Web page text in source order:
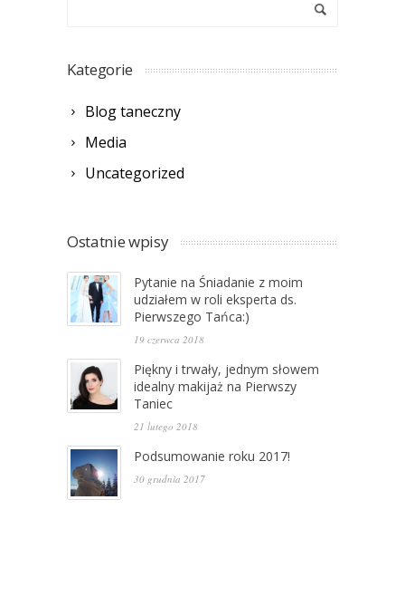
Kategorie
Blog taneczny
Media
Uncategorized
Ostatnie wpisy
Pytanie na Śniadanie z moim
udziałem w roli eksperta ds.
Pierwszego Tańca:)
19 czerwca 2018
Piękny i trwały, jednym słowem
idealny makijaż na Pierwszy
Taniec
21 lutego 2018
Podsumowanie roku 2017!
30 grudnia 2017